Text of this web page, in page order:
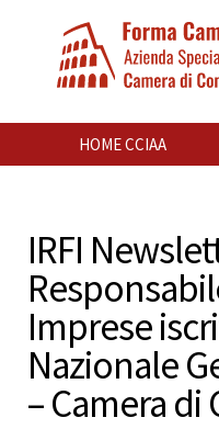
HOME CCIAA
IRFI
Imprese
Nazionale
– Camera